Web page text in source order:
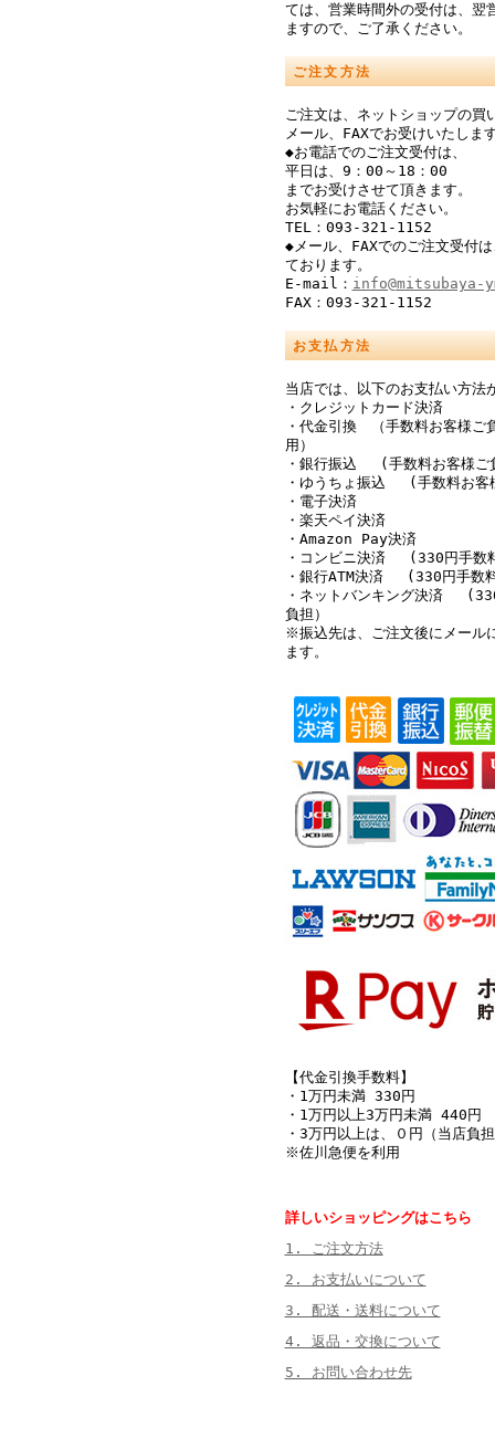
ては、営業時間外の受付は、翌
ますので、ご了承ください。
ご注文方法
ご注文は、ネットショップの買
メール、FAXでお受けいたしま
◆お電話でのご注文受付は、
平日は、9：00～18：00
までお受けさせて頂きます。
お気軽にお電話ください。
TEL：093-321-1152
◆メール、FAXでのご注文受付
ております。
E-mail： info@mitsubaya-
FAX：093-321-1152
お支払方法
当店では、以下のお支払い方法
・クレジットカード決済
・代金引換 （手数料お客様ご
用）
・銀行振込 (手数料お客様ご
・ゆうちょ振込 (手数料お客
・電子決済
・楽天ペイ決済
・Amazon Pay決済
・コンビニ決済 (330円手数
・銀行ATM決済 (330円手数
・ネットバンキング決済
負担）
※振込先は、ご注文後にメール
ます。
【代金引換手数料】
・1万円未満 330円
・1万円以上3万円未満 440円
・3万円以上は、０円（当店負
※佐川急便を利用
詳しいショッピングはこちら
1. ご注文方法
2. お支払いについて
3. 配送・送料について
4. 返品・交換について
5. お問い合わせ先